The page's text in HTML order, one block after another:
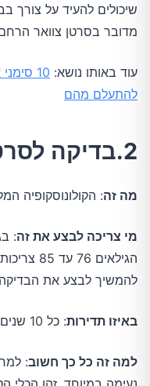
שיכולים להעיד על צורך
מדובר בסרטן צוואר
עוד באותו נושא:
10
להתעלם מהם
2.בדיקה לסרטן המעי הגס
מה זה: הקולונוסקופיה
מי צריכה לבצע את זה
הגילאים
להמשיך לבצע את
באיזו תדירות: כל 10 שנים, בהנחה שהכל נראה נורמלי.
למה זה כל כך חשוב: